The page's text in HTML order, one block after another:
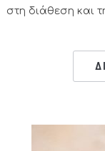
στη διάθεση και